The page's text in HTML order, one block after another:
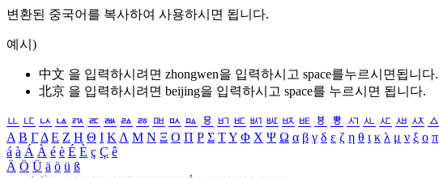
변환된 중국어를 복사하여 사용하시면 됩니다.
예시)
中文 을 입력하시려면 zhongwen을 입력하시고 space를누르시면됩니다.
北京 을 입력하시려면 beijing을 입력하시고 space를 누르시면 됩니다.
ㅥ ㅦ ㅧ ㅨ ㅩ ㅪ ㅫ ㅬ ㅭ ㅮ ㅯ ㅰ ㅱ ㅲ ㅳ ㅴ ㅵ ㅶ ㅷ ㅸ ㅹ ㅺ ㅻ ㅼ ㅽ ㅾ ㅿ
Α Β ΓΔ Ε Ζ Η Θ Ι ΚΛ Μ Ν Ξ Ο Π Ρ Σ ΤΥ Φ Χ Ψ Ω α β γ δ ε ζ η θ ι κ λ μ ν ξ ο π
á à Á À é è É È ç Ç ê
Ä Ö Ü ä ö ü ß